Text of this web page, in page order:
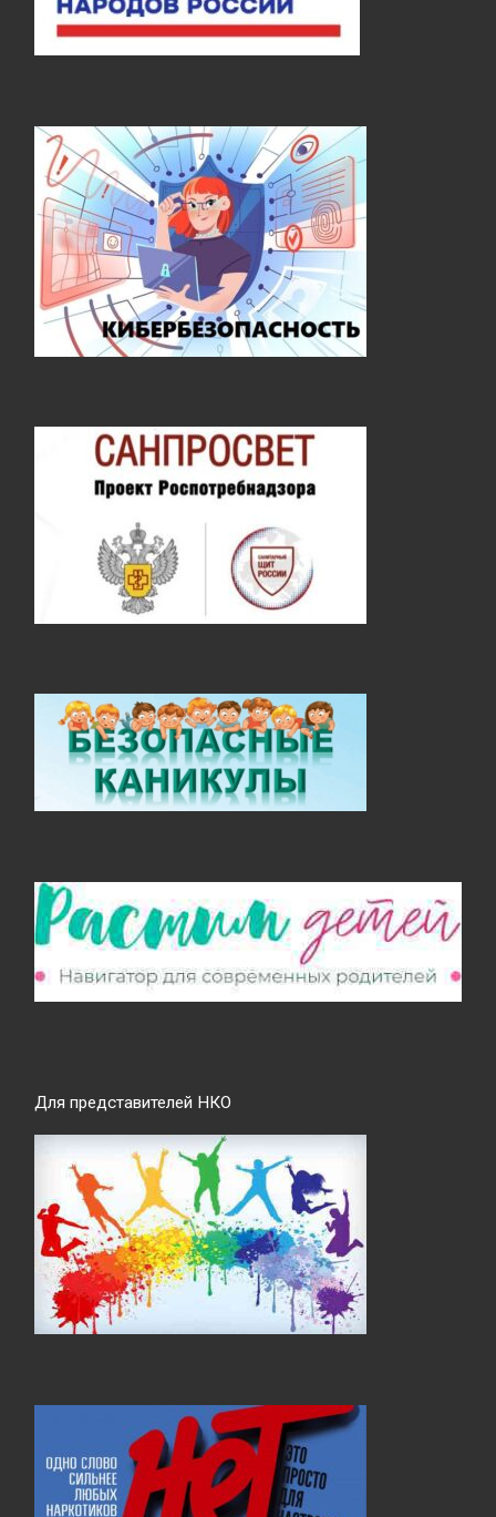
Для представителей НКО